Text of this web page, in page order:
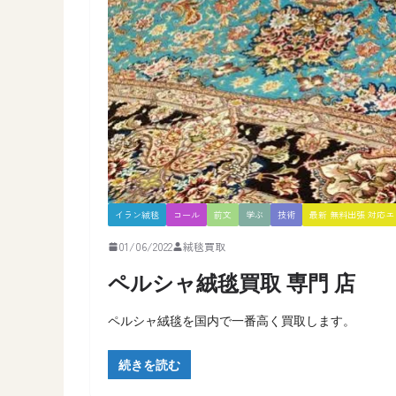
イラン絨毯 コール 前文 学ぶ 技術 最新 無料出張 対応
01/06/2022 絨毯買取
ペルシャ絨毯買取 専門 店
ペルシャ絨毯を国内で一番高く買取します。
続きを読む